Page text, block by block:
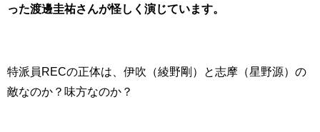
った渡邊圭祐さんが怪しく演じています。
特派員RECの正体は、伊吹（綾野剛）と志摩（星野源）の
敵なのか？味方なのか？